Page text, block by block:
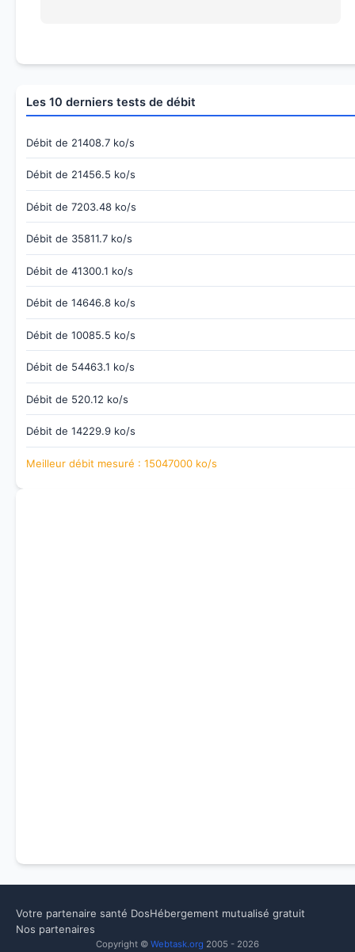
Les 10 derniers tests de débit
Débit de 21408.7 ko/s
Débit de 21456.5 ko/s
Débit de 7203.48 ko/s
Débit de 35811.7 ko/s
Débit de 41300.1 ko/s
Débit de 14646.8 ko/s
Débit de 10085.5 ko/s
Débit de 54463.1 ko/s
Débit de 520.12 ko/s
Débit de 14229.9 ko/s
Meilleur débit mesuré : 15047000 ko/s
Votre partenaire santé DosHébergement mutualisé gratuit
Nos partenaires
Copyright © Webtask.org 2005 - 2026